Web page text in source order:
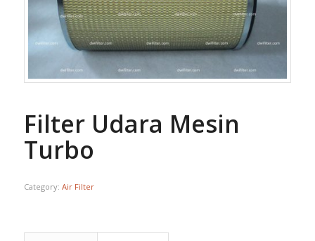
Filter Udara Mesin
Turbo
Category: Air Filter